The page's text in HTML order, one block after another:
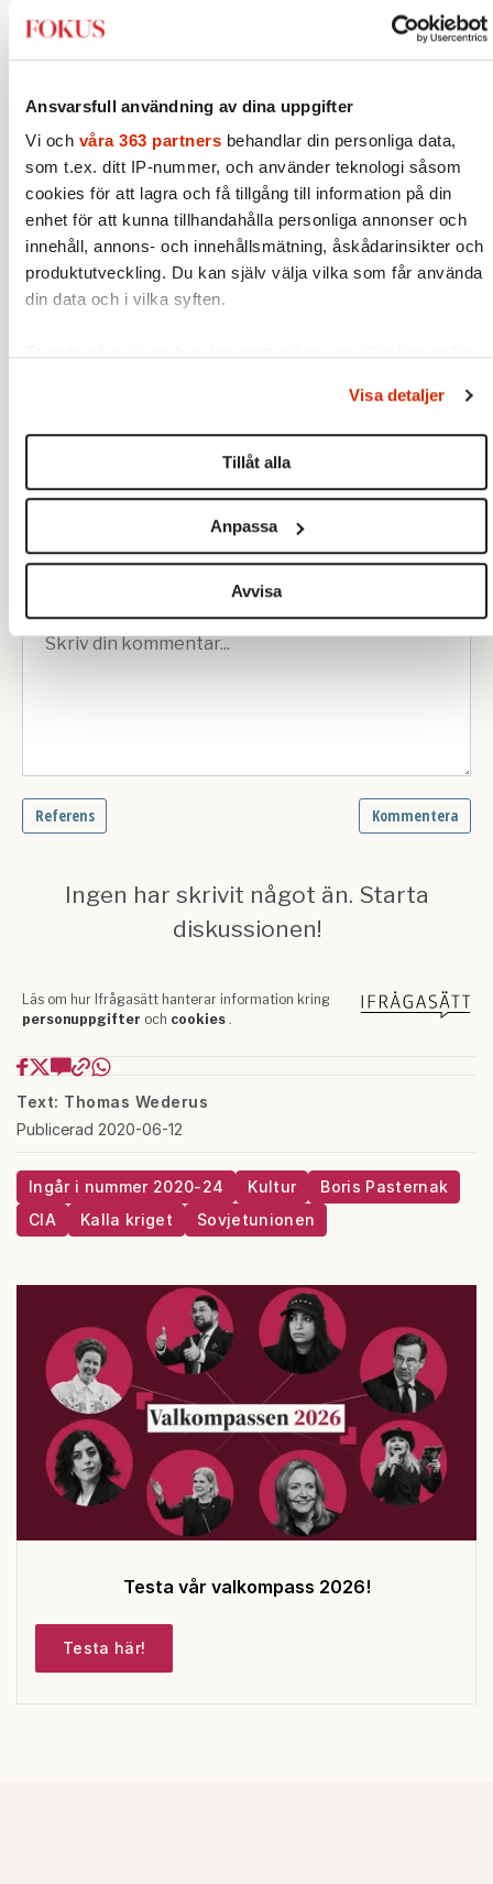
Ansvarsfull användning av dina uppgifter
Vi och våra 363 partners behandlar din personliga data,
som t.ex. ditt IP-nummer, och använder teknologi såsom
cookies för att lagra och få tillgång till information på din
enhet för att kunna tillhandahålla personliga annonser och
innehåll, annons- och innehållsmätning, åskådarinsikter och
produktutveckling. Du kan själv välja vilka som får använda
din data och i vilka syften.
ändra eller dra tillbaka ditt samtycke när som helst från
cookie-förklaringen.
Vi använder enhetsidentifierare för att anpassa innehållet
sociala medier och analysera vår trafik. Vi vidarebefordrar
även sådana identifierare och annan information från din
enhet till de sociala medier och annons- och analysföretag
som vi samarbetar med. Dessa kan i sin tur kombinera
informationen med annan information som du har
Visa detaljer
Tillåt alla
Anpassa
Avvisa
lyriken som på den stora ryska
berättartraditionens område«.
Efter Svenska Akademiens tillkännagivande
lät Pasternak meddela via telegram att han
kände sig oändligt tacksam och överväldigad.
Fyra dagar senare skickade han ett nytt
telegram där han tackade nej till priset. Det
var inte bara han själv som riskerade
repressalier – hans älskarinna Olga Ivinskaja
riskerade att skickas till ett Gulagläger.
1989 tilläts Jevgenij Borisovitj Pasternak resa
till Stockholm för att ta emot Nobelpriset å
sin faders vägnar, drygt 30 år efter
Text: Thomas Wederus
Publicerad 2020-06-12
Ingår i nummer 2020-24 Kultur
Boris Pasternak
CIA
Kalla kriget Sovjetunionen
Testa vår valkompass 2026!
Testa här!